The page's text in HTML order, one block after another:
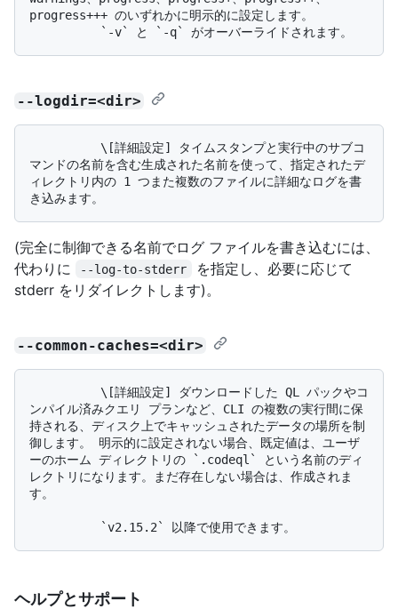
progress+++ のいずれかに明示的に設定します。
--logdir=<dir>
マンドの名前を含む生成された名前を使って、指定されたデ
ィレクトリ内の 1 つまた複数のファイルに詳細なログを書
(完全に制御できる名前でログ ファイルを書き込むには、
代わりに
--log-to-stderr
を指定し、必要に応じて
stderr をリダイレクトします)。
--common-caches=<dir>
ンパイル済みクエリ プランなど、CLI の複数の実行間に保
持される、ディスク上でキャッシュされたデータの場所を制
御します。 明示的に設定されない場合、既定値は、ユーザ
ーのホーム ディレクトリの `.codeql` という名前のディ
レクトリになります。まだ存在しない場合は、作成されま
す。
ヘルプとサポート